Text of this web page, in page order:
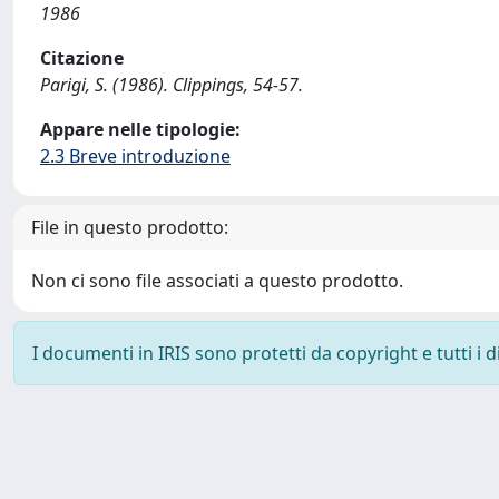
1986
Citazione
Parigi, S. (1986). Clippings, 54-57.
Appare nelle tipologie:
2.3 Breve introduzione
File in questo prodotto:
Non ci sono file associati a questo prodotto.
I documenti in IRIS sono protetti da copyright e tutti i